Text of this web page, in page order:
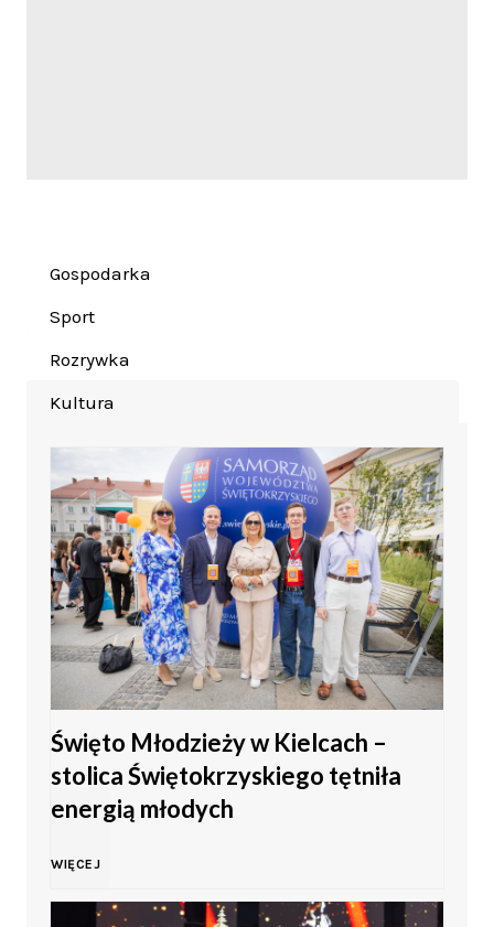
Gospodarka
Sport
Rozrywka
Kultura
Święto Młodzieży w Kielcach –
stolica Świętokrzyskiego tętniła
energią młodych
WIĘCEJŚ
w